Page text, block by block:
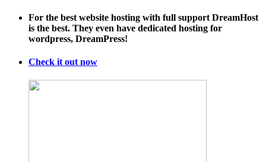
For the best website hosting with full support DreamHost
is the best. They even have dedicated hosting for
wordpress, DreamPress!
Check it out now